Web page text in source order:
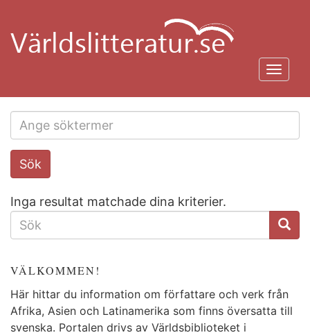
huvudinnehåll
Search
this
Sök
Inga resultat matchade dina kriterier.
SÖKFORMULÄR
VÄLKOMMEN!
Här hittar du information om författare och verk från
Afrika, Asien och Latinamerika som finns översatta till
svenska. Portalen drivs av Världsbiblioteket i